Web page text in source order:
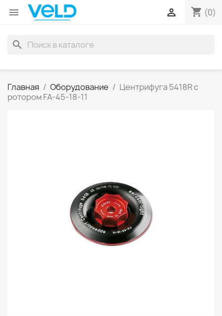
 shopping_cart (0)

search
Главная Оборудование
Центрифуга 5418R с
ротором FA-45-18-11